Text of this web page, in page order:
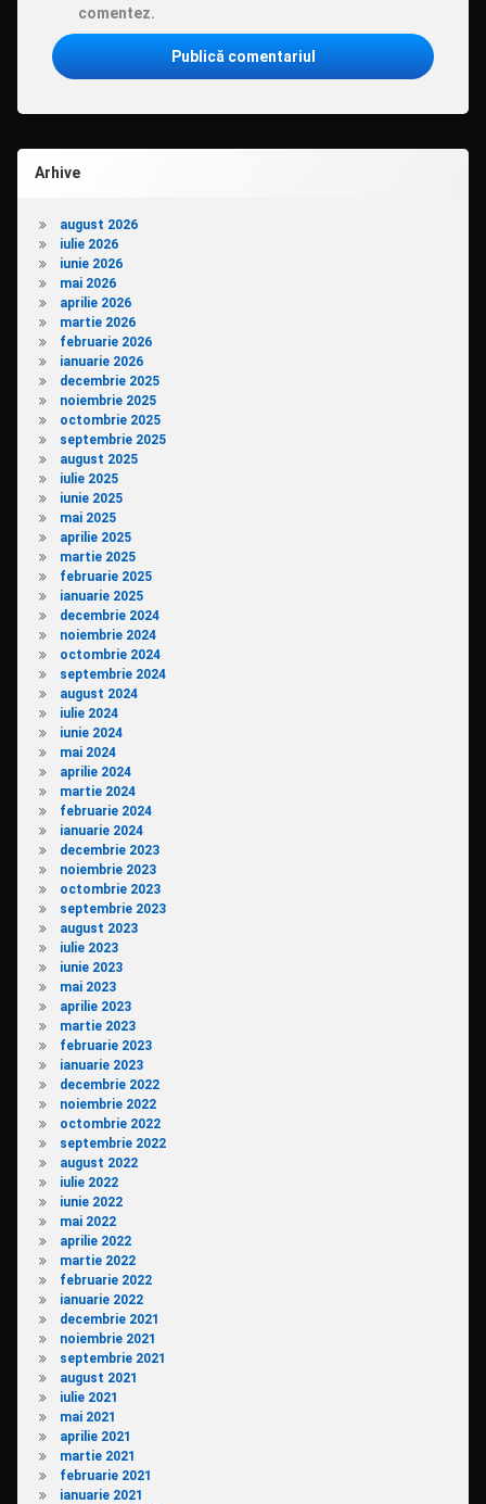
comentez.
Arhive
august 2026
iulie 2026
iunie 2026
mai 2026
aprilie 2026
martie 2026
februarie 2026
ianuarie 2026
decembrie 2025
noiembrie 2025
octombrie 2025
septembrie 2025
august 2025
iulie 2025
iunie 2025
mai 2025
aprilie 2025
martie 2025
februarie 2025
ianuarie 2025
decembrie 2024
noiembrie 2024
octombrie 2024
septembrie 2024
august 2024
iulie 2024
iunie 2024
mai 2024
aprilie 2024
martie 2024
februarie 2024
ianuarie 2024
decembrie 2023
noiembrie 2023
octombrie 2023
septembrie 2023
august 2023
iulie 2023
iunie 2023
mai 2023
aprilie 2023
martie 2023
februarie 2023
ianuarie 2023
decembrie 2022
noiembrie 2022
octombrie 2022
septembrie 2022
august 2022
iulie 2022
iunie 2022
mai 2022
aprilie 2022
martie 2022
februarie 2022
ianuarie 2022
decembrie 2021
noiembrie 2021
septembrie 2021
august 2021
iulie 2021
mai 2021
aprilie 2021
martie 2021
februarie 2021
ianuarie 2021